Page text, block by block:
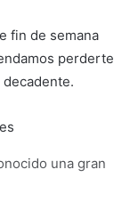
fin de semana
perderte
una gran